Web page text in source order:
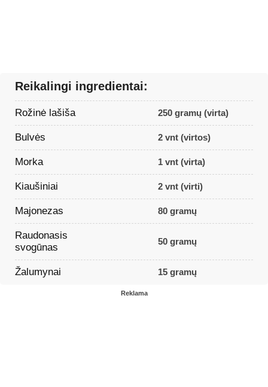
Reikalingi ingredientai:
Rožinė lašiša 250 gramų (virta)
Bulvės 2 vnt (virtos)
Morka 1 vnt (virta)
Kiaušiniai 2 vnt (virti)
Majonezas 80 gramų
Raudonasis
svogūnas
50 gramų
Žalumynai 15 gramų
Reklama